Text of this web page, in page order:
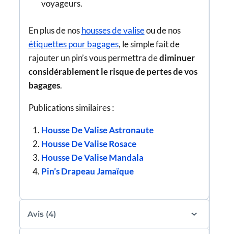
voyageurs.
En plus de noshousses de valiseou de nos
étiquettes pour bagages, le simple fait de
rajouter un pin’s vous permettra dediminuer
considérablement le risque de pertes de vos
bagages.
Publications similaires :
Housse De Valise Astronaute
Housse De Valise Rosace
Housse De Valise Mandala
Pin’s Drapeau Jamaïque
Avis (4)